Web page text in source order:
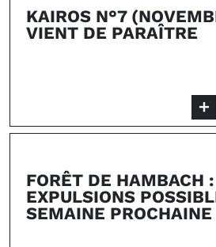
KAIROS N°7
VIENT DE PARAÎTRE
FORÊT DE HAMBACH :
EXPULSIONS
SEMAINE PROCHAINE